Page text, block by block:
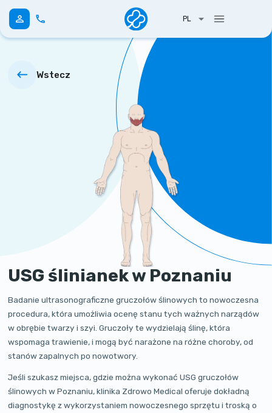
PL
Wstecz
USG ślinianek w Poznaniu
Badanie ultrasonograficzne gruczołów ślinowych to nowoczesna
procedura, która umożliwia ocenę stanu tych ważnych narządów
w obrębie twarzy i szyi. Gruczoły te wydzielają ślinę, która
wspomaga trawienie, i mogą być narażone na różne choroby, od
stanów zapalnych po nowotwory.
Jeśli szukasz miejsca, gdzie można wykonać USG gruczołów
ślinowych w Poznaniu, klinika Zdrowo Medical oferuje dokładną
diagnostykę z wykorzystaniem nowoczesnego sprzętu i troską o